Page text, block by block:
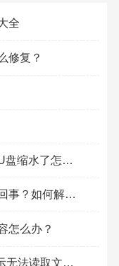
全
修复？
U盘缩水盘是什么意思？U盘缩水了怎么复原？
U盘加载速度缓慢是怎么回事？如何解决U盘加载缓慢？
怎么办？
u盘写入系统扇区错误提示无法读取文件怎么办？